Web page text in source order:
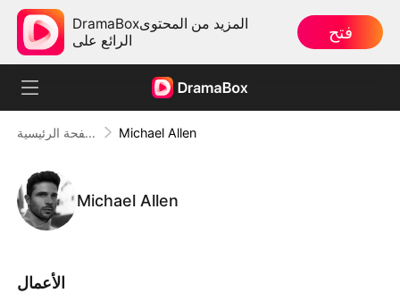
DramaBoxالمزيد من المحتوى
الرائع على
فتح
الصفحة الرئيسية Michael Allen
Michael Allen
الأعمال